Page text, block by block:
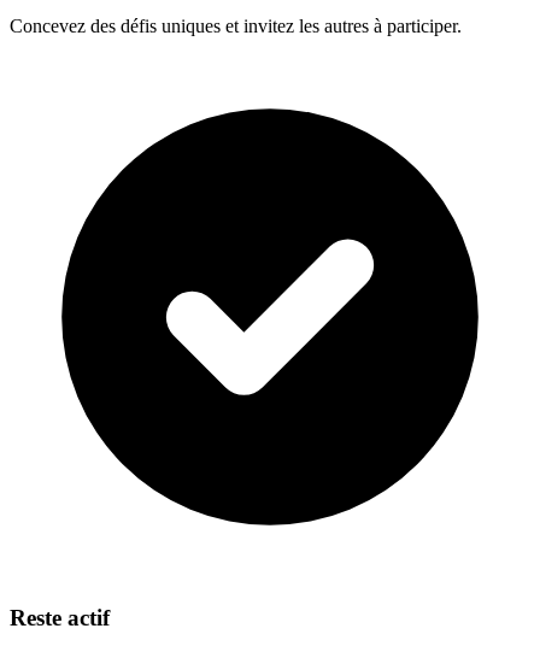
Concevez des défis uniques et invitez les autres à participer.
Reste actif